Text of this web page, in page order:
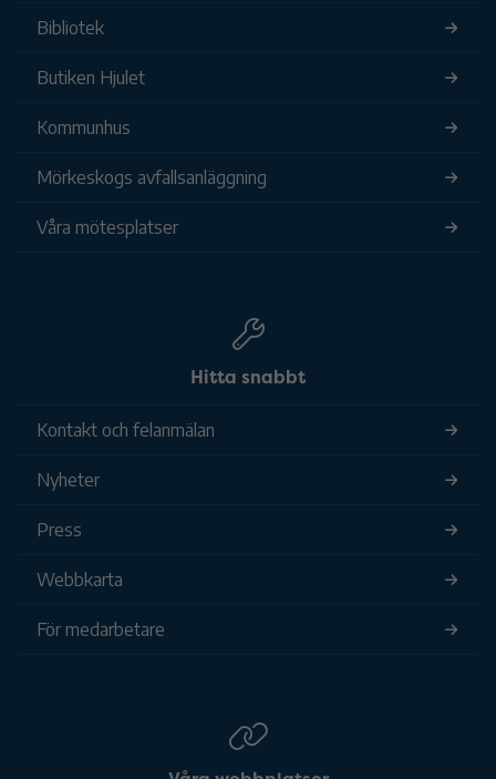
Bibliotek
Butiken Hjulet
Kommunhus
Mörkeskogs avfallsanläggning
Våra mötesplatser
Hitta snabbt
Kontakt och felanmälan
Nyheter
Press
Webbkarta
För medarbetare